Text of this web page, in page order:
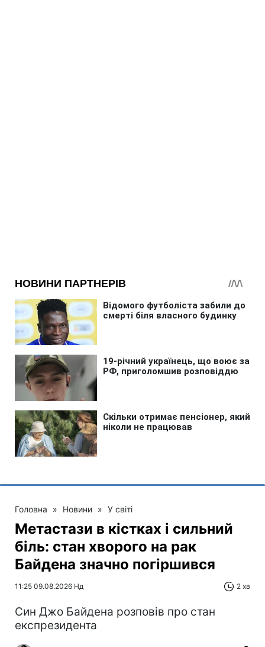
Головна » Новини » У світі
Метастази в кістках і сильний
біль: стан хворого на рак
Байдена значно погіршився
11:25 09.08.2026 Нд 2 хв
Син Джо Байдена розповів про стан
експрезидента